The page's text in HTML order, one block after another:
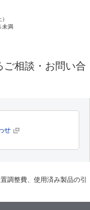
未満
相談・お問い合
せ
調整費、使用済み製品の引